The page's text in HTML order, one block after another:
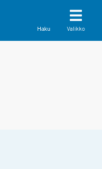
Haku Valikko